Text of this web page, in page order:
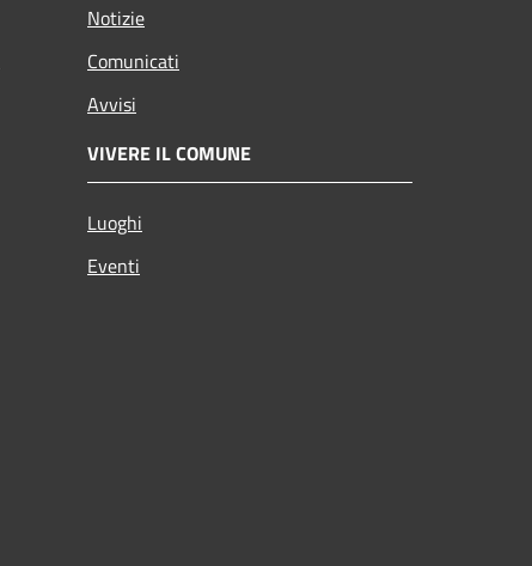
Notizie
Comunicati
Avvisi
VIVERE IL COMUNE
Luoghi
Eventi